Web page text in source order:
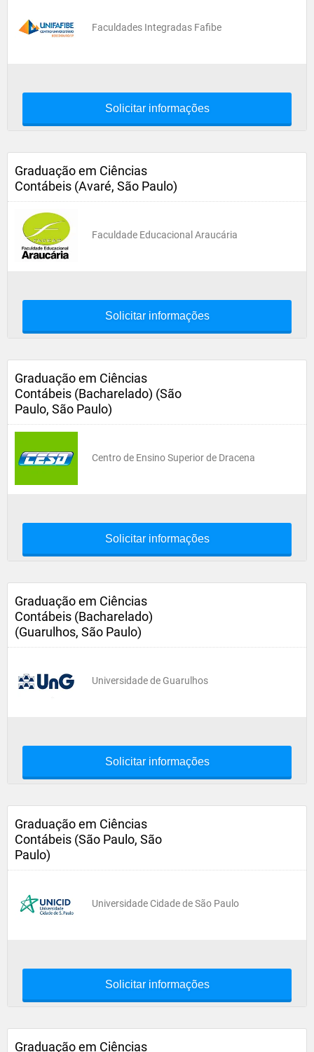
Faculdades Integradas Fafibe
Solicitar informações
Graduação em Ciências
Contábeis (Avaré, São Paulo)
Faculdade Educacional Araucária
Solicitar informações
Graduação em Ciências
Contábeis (Bacharelado) (São
Paulo, São Paulo)
Centro de Ensino Superior de Dracena
Solicitar informações
Graduação em Ciências
Contábeis (Bacharelado)
(Guarulhos, São Paulo)
Universidade de Guarulhos
Solicitar informações
Graduação em Ciências
Contábeis (São Paulo, São
Paulo)
Universidade Cidade de São Paulo
Solicitar informações
Graduação em Ciências